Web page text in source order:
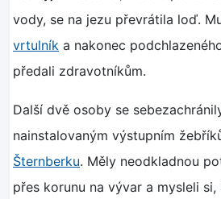
vody, se na jezu převrátila loď.
vrtulník a nakonec
předali zdravotníkům.
Další dvě osoby se
nainstalovaným výstupním
Šternberku. Měly neodkladnou
přes korunu na vývar a mysleli